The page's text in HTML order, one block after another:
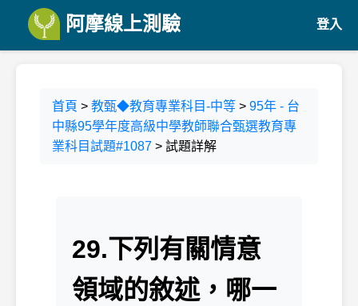
阿摩線上測驗 登入
首頁 > 教甄◆教育專業科目-中等 > 95年 - 台
中縣95學年度高級中學教師聯合甄選教育專
業科目試題#1087 > 試題詳解
29.下列有關情意
領域的敘述，哪一